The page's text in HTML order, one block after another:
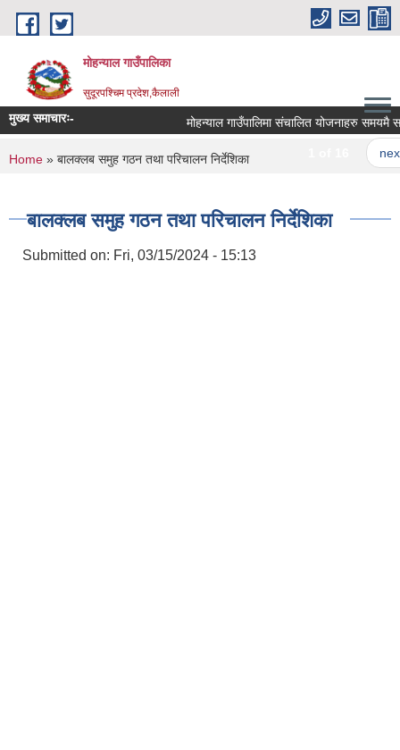
Skip to main content
मोहन्याल गाउँपालिका
सुदूरपश्चिम प्रदेश,कैलाली
मुख्य समाचारः- मोहन्याल गाउँपालिमा संचालित योजनाहरु समयमै
next
You are here
Home » बालक्लब समुह गठन तथा परिचालन निर्देशिका
बालक्लब समुह गठन तथा परिचालन निर्देशिका
Submitted on: Fri, 03/15/2024 - 15:13